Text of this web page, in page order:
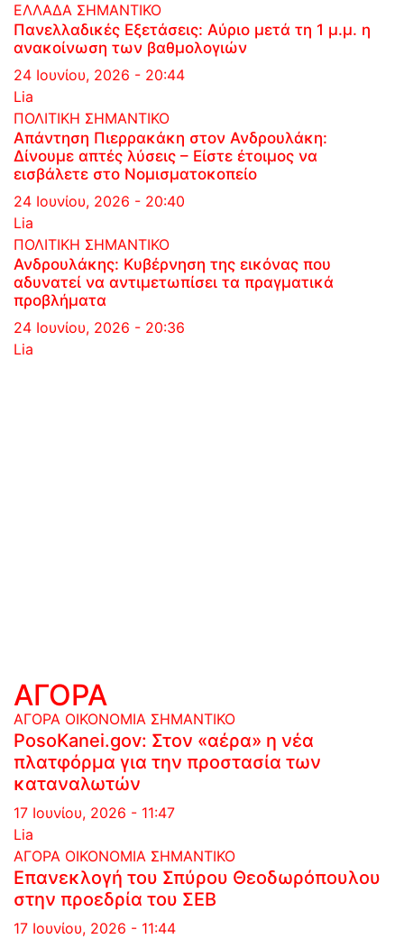
ΕΛΛΑΔΑ ΣΗΜΑΝΤΙΚΟ
Πανελλαδικές Εξετάσεις: Αύριο μετά τη 1 μ.μ. η
ανακοίνωση των βαθμολογιών
24 Ιουνίου, 2026 - 20:44
Lia
ΠΟΛΙΤΙΚΗ ΣΗΜΑΝΤΙΚΟ
Απάντηση Πιερρακάκη στον Ανδρουλάκη:
Δίνουμε απτές λύσεις – Είστε έτοιμος να
εισβάλετε στο Νομισματοκοπείο
24 Ιουνίου, 2026 - 20:40
Lia
ΠΟΛΙΤΙΚΗ ΣΗΜΑΝΤΙΚΟ
Ανδρουλάκης: Κυβέρνηση της εικόνας που
αδυνατεί να αντιμετωπίσει τα πραγματικά
προβλήματα
24 Ιουνίου, 2026 - 20:36
Lia
ΑΓΟΡΑ
ΑΓΟΡΑ ΟΙΚΟΝΟΜΙΑ ΣΗΜΑΝΤΙΚΟ
PosoKanei.gov: Στον «αέρα» η νέα
πλατφόρμα για την προστασία των
καταναλωτών
17 Ιουνίου, 2026 - 11:47
Lia
ΑΓΟΡΑ ΟΙΚΟΝΟΜΙΑ ΣΗΜΑΝΤΙΚΟ
Επανεκλογή του Σπύρου Θεοδωρόπουλου
στην προεδρία του ΣΕΒ
17 Ιουνίου, 2026 - 11:44